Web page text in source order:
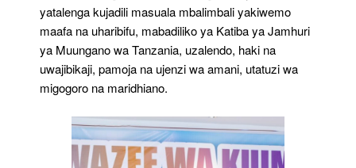
yatalenga kujadili masuala mbalimbali yakiwemo
maafa na uharibifu, mabadiliko ya Katiba ya Jamhuri
ya Muungano wa Tanzania, uzalendo, haki na
uwajibikaji, pamoja na ujenzi wa amani, utatuzi wa
migogoro na maridhiano.